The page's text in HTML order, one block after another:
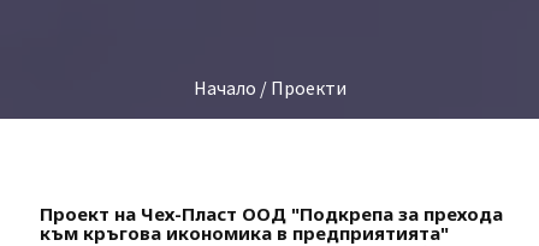
Начало / Проекти
Проект на Чех-Пласт ООД "Подкрепа за прехода
към кръгова икономика в предприятията"